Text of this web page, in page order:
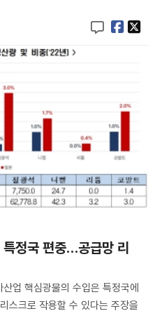
정국 편중…공급망 리
업 핵심광물의 수입은 특정국에
스크로 작용할 수 있다는 주장을